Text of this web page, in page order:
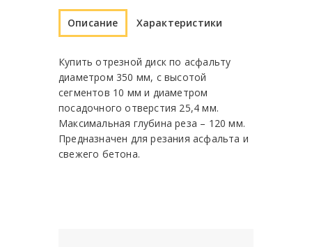
Описание Характеристики
Купить отрезной диск по асфальту
диаметром 350 мм, с высотой
сегментов 10 мм и диаметром
посадочного отверстия 25,4 мм.
Максимальная глубина реза – 120 мм.
Предназначен для резания асфальта и
свежего бетона.